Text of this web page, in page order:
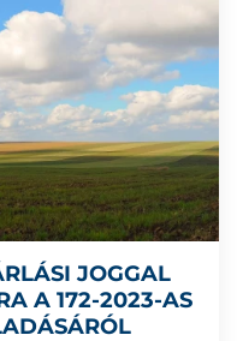
JOGGAL
A 172-2023-AS